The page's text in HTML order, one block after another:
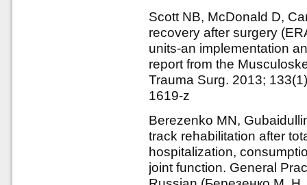
Scott NB, McDonald D,
recovery after surgery
units-an implementation
report from the
Trauma Surg. 2013;
1619-z
Berezenko MN,
track rehabilitation after
hospitalization,
joint function. General